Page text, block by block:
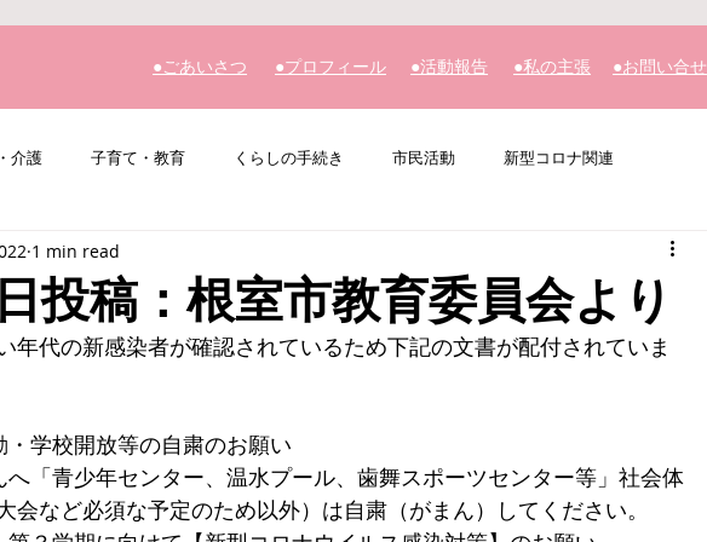
​●ごあいさつ ​●プロフィール ​●活動報告 ​●私の主張 ​●お問い合せ
介護 子育て・教育 くらしの手続き 市民活動 新型コロナ関連
その他
投稿：根室市教育委員会より
1 min read
年代の新感染者が確認されているため下記の文書が配付されていま
学校開放等の自粛のお願い
「青少年センター、温水プール、歯舞スポーツセンター等」社会体
会など必須な予定のため以外）は自粛（がまん）してください。